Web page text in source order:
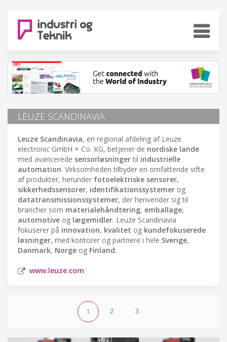
LEUZE SCANDINAVIA
Leuze Scandinavia, en regional afdeling af Leuze
electronic GmbH + Co. KG, betjener de nordiske lande
med avancerede sensorløsningertil industrielle
automation. Virksomheden tilbyder en omfattende vifte
af produkter, herunder fotoelektriske sensorer,
sikkerhedssensorer, identifikationssystemer og
datatransmissionssystemer, der henvender sig til
brancher som materialehåndtering, emballage,
automotive og lægemidler. Leuze Scandinavia
fokuserer på innovation, kvalitet og kundefokuserede
løsninger, med kontorer og partnere i hele Sverige,
Danmark, Norge og Finland.
www.leuze.com
1 2 3